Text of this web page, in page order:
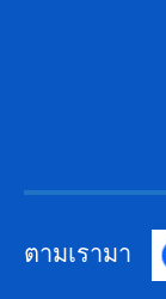
ตามเรามา